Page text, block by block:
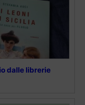
dalle librerie